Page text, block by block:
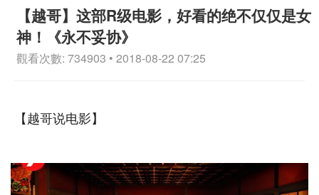
【越哥】这部R级电影，好看的绝不仅仅是女
神！《永不妥协》
觀看次數: 734903 • 2018-08-22 07:25
【越哥说电影】